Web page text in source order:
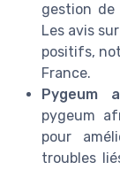
gestion de
Les avis
positifs,
France.
Pygeum
pygeum
pour
troubles